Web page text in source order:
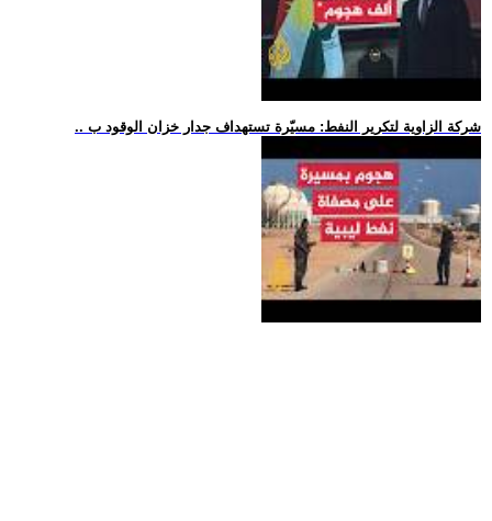
.. شركة الزاوية لتكرير النفط: مسيّرة تستهداف جدار خزان الوقود ب